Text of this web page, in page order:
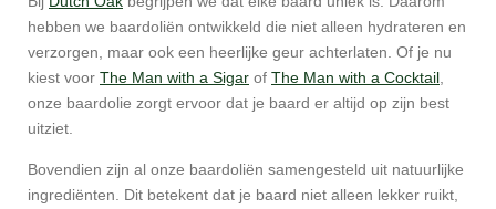
hebben we baardoliën ontwikkeld die niet alleen hydrateren en
verzorgen, maar ook een heerlijke geur achterlaten. Of je nu
kiest voor The Man with a Sigar of The Man with a Cocktail
onze baardolie zorgt ervoor dat je baard er altijd op zijn best
uitziet.
Bovendien zijn al onze baardoliën samengesteld uit natuurlijke
ingrediënten. Dit betekent dat je baard niet alleen lekker ruikt,